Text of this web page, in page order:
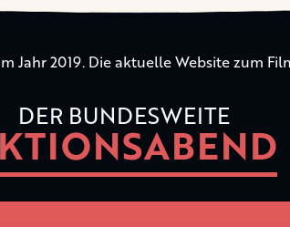
Jahr 2019. Die aktuelle Website zum
DER BUNDESWEITE